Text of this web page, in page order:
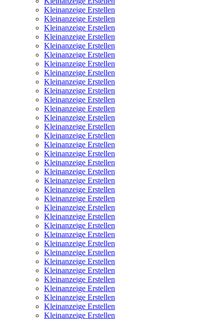
Kleinanzeige Erstellen
Kleinanzeige Erstellen
Kleinanzeige Erstellen
Kleinanzeige Erstellen
Kleinanzeige Erstellen
Kleinanzeige Erstellen
Kleinanzeige Erstellen
Kleinanzeige Erstellen
Kleinanzeige Erstellen
Kleinanzeige Erstellen
Kleinanzeige Erstellen
Kleinanzeige Erstellen
Kleinanzeige Erstellen
Kleinanzeige Erstellen
Kleinanzeige Erstellen
Kleinanzeige Erstellen
Kleinanzeige Erstellen
Kleinanzeige Erstellen
Kleinanzeige Erstellen
Kleinanzeige Erstellen
Kleinanzeige Erstellen
Kleinanzeige Erstellen
Kleinanzeige Erstellen
Kleinanzeige Erstellen
Kleinanzeige Erstellen
Kleinanzeige Erstellen
Kleinanzeige Erstellen
Kleinanzeige Erstellen
Kleinanzeige Erstellen
Kleinanzeige Erstellen
Kleinanzeige Erstellen
Kleinanzeige Erstellen
Kleinanzeige Erstellen
Kleinanzeige Erstellen
Kleinanzeige Erstellen